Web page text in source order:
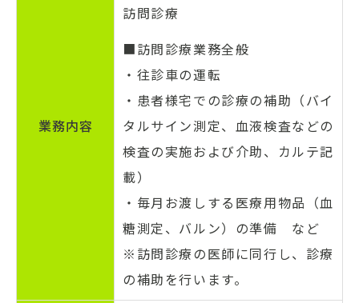
業務内容
訪問診療
■訪問診療業務全般
・往診車の運転
・患者様宅での診療の補助（バイ
タルサイン測定、血液検査などの
検査の実施および介助、カルテ記
載）
・毎月お渡しする医療用物品（血
糖測定、バルン）の準備 など
※訪問診療の医師に同行し、診療
の補助を行います。